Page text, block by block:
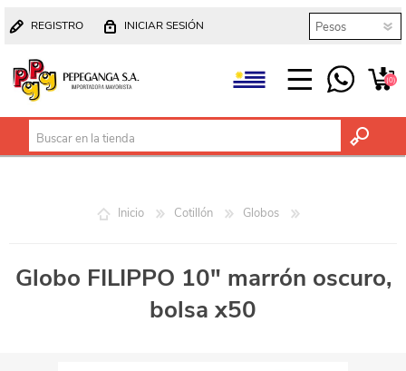
REGISTRO INICIAR SESIÓN
(0)
Inicio Cotillón Globos
Globo FILIPPO 10" marrón oscuro,
bolsa x50